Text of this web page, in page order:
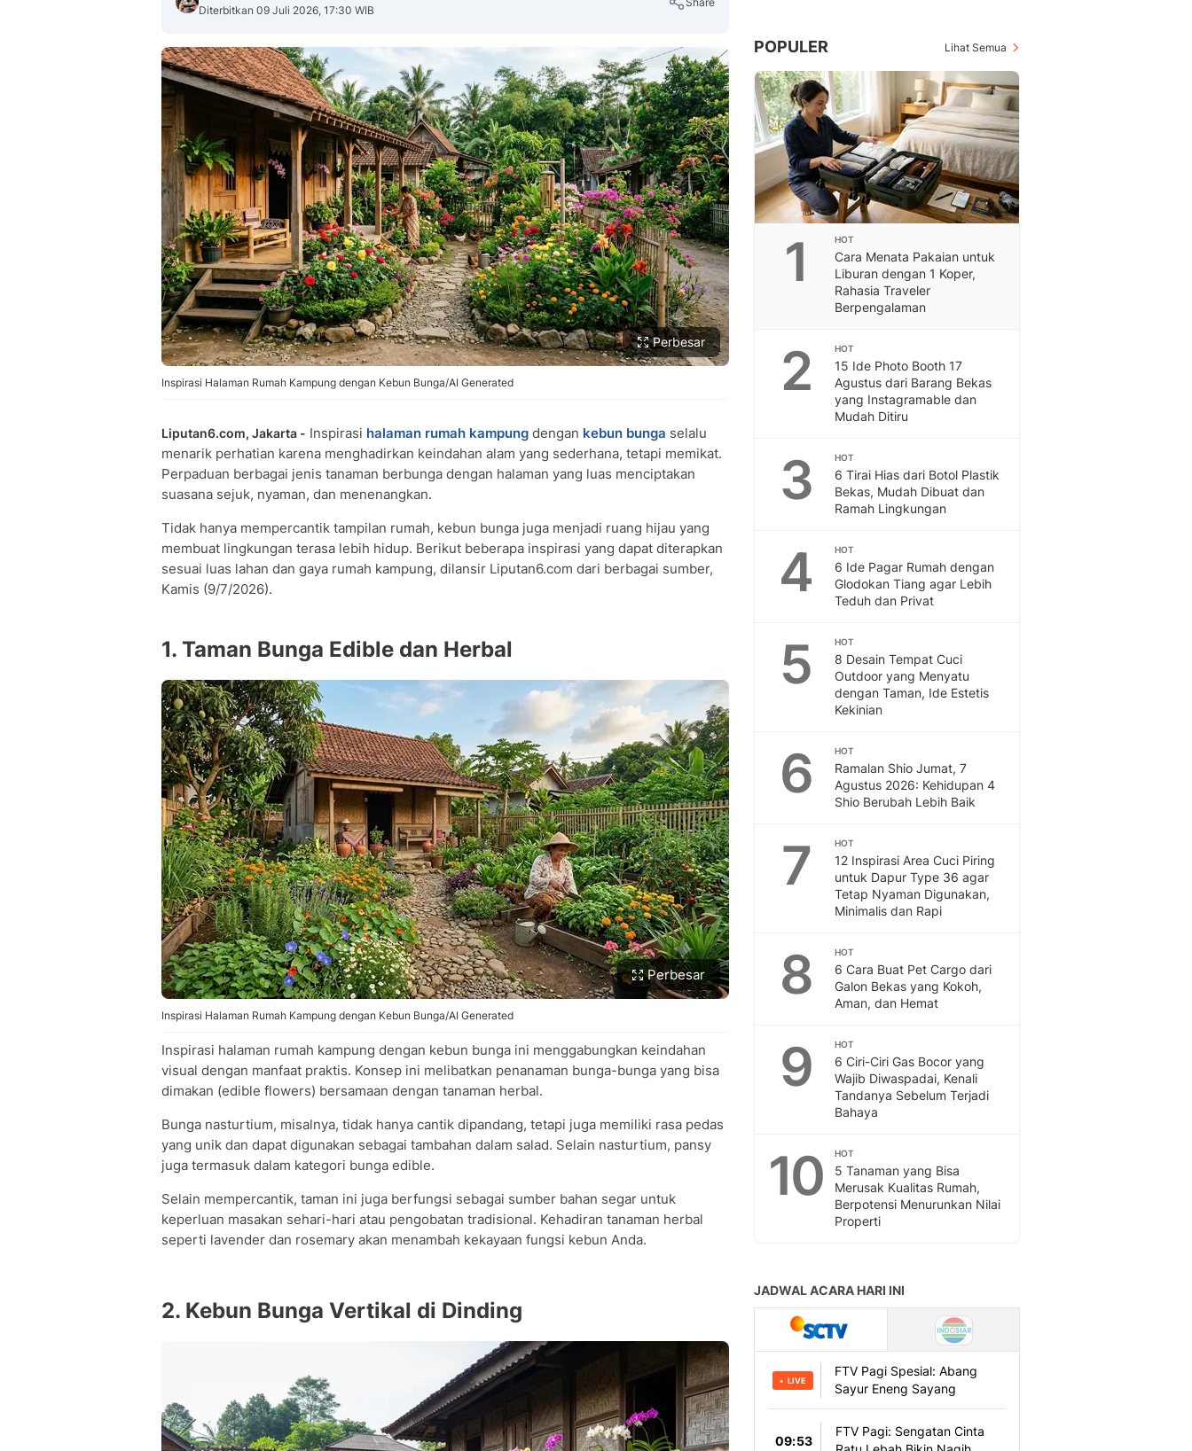
Diterbitkan 09 Juli 2026, 17:30 WIB
Copy Link
Perbesar
Inspirasi Halaman Rumah Kampung dengan Kebun Bunga/AI Generated
Liputan6.com, Jakarta - Inspirasi halaman rumah kampung dengan kebun bunga selalu
menarik perhatian karena menghadirkan keindahan alam yang sederhana, tetapi memikat.
Perpaduan berbagai jenis tanaman berbunga dengan halaman yang luas menciptakan
suasana sejuk, nyaman, dan menenangkan.
Tidak hanya mempercantik tampilan rumah, kebun bunga juga menjadi ruang hijau yang
membuat lingkungan terasa lebih hidup. Berikut beberapa inspirasi yang dapat diterapkan
sesuai luas lahan dan gaya rumah kampung, dilansir Liputan6.com dari berbagai sumber,
Kamis (9/7/2026).
1. Taman Bunga Edible dan Herbal
Perbesar
Inspirasi Halaman Rumah Kampung dengan Kebun Bunga/AI Generated
Inspirasi halaman rumah kampung dengan kebun bunga ini menggabungkan keindahan
visual dengan manfaat praktis. Konsep ini melibatkan penanaman bunga-bunga yang bisa
dimakan (edible flowers) bersamaan dengan tanaman herbal.
Bunga nasturtium, misalnya, tidak hanya cantik dipandang, tetapi juga memiliki rasa pedas
yang unik dan dapat digunakan sebagai tambahan dalam salad. Selain nasturtium, pansy
juga termasuk dalam kategori bunga edible.
Selain mempercantik, taman ini juga berfungsi sebagai sumber bahan segar untuk
keperluan masakan sehari-hari atau pengobatan tradisional. Kehadiran tanaman herbal
seperti lavender dan rosemary akan menambah kekayaan fungsi kebun Anda.
2. Kebun Bunga Vertikal di Dinding
POPULER Lihat Semua
1 HOT
Cara Menata Pakaian untuk
Liburan dengan 1 Koper,
Rahasia Traveler
Berpengalaman
2 HOT
15 Ide Photo Booth 17
Agustus dari Barang Bekas
yang Instagramable dan
Mudah Ditiru
3 HOT
6 Tirai Hias dari Botol Plastik
Bekas, Mudah Dibuat dan
Ramah Lingkungan
4 HOT
6 Ide Pagar Rumah dengan
Glodokan Tiang agar Lebih
Teduh dan Privat
5 HOT
8 Desain Tempat Cuci
Outdoor yang Menyatu
dengan Taman, Ide Estetis
Kekinian
6 HOT
Ramalan Shio Jumat, 7
Agustus 2026: Kehidupan 4
Shio Berubah Lebih Baik
7 HOT
12 Inspirasi Area Cuci Piring
untuk Dapur Type 36 agar
Tetap Nyaman Digunakan,
Minimalis dan Rapi
8 HOT
6 Cara Buat Pet Cargo dari
Galon Bekas yang Kokoh,
Aman, dan Hemat
9 HOT
6 Ciri-Ciri Gas Bocor yang
Wajib Diwaspadai, Kenali
Tandanya Sebelum Terjadi
Bahaya
10 HOT
5 Tanaman yang Bisa
Merusak Kualitas Rumah,
Berpotensi Menurunkan Nilai
Properti